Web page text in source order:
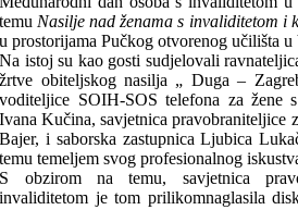
temu Nasilje nad ženama s invaliditetom i
u prostorijama Pučkog otvorenog učilišta
Na istoj su kao gosti sudjelovali
žrtve obiteljskog nasilja „ Duga –
voditeljice SOIH-SOS telefona za žene
Ivana Kučina, savjetnica pravobraniteljice
Bajer, i saborska zastupnica Ljubica
temu temeljem svog profesionalnog
S obzirom na temu, savjetnica
invaliditetom je tom prilikomnaglasila